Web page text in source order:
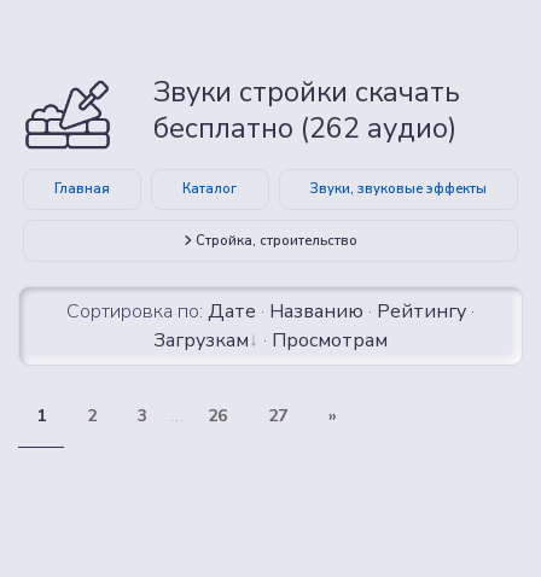
Звуки стройки скачать
бесплатно (262 аудио)
Главная Каталог Звуки, звуковые эффекты
Стройка, строительство
Сортировка по: Дате · Названию · Рейтингу ·
Загрузкам
· Просмотрам
1 2 3 ... 26 27 »